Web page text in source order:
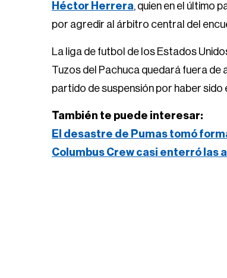
Héctor Herrera, quien en el último
por agredir al árbitro central del
La liga de futbol de los Estados
Tuzos del Pachuca quedará fuera de
partido de suspensión por haber sido
También te puede interesar:
El desastre de Pumas tomó
Columbus Crew casi enterró las